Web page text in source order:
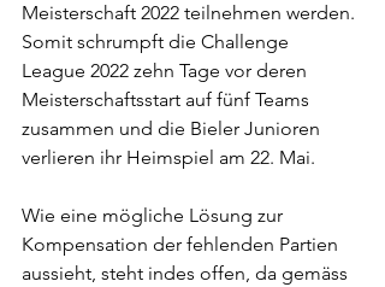
Meisterschaft 2022 teilnehmen werden.
Somit schrumpft die Challenge
League 2022 zehn Tage vor deren
Meisterschaftsstart auf fünf Teams
zusammen und die Bieler Junioren
verlieren ihr Heimspiel am 22. Mai.
Wie eine mögliche Lösung zur
Kompensation der fehlenden Partien
aussieht, steht indes offen, da gemäss